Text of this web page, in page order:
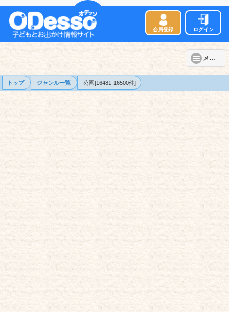
会員登録 ログイン
メニュー
トップ ジャンル一覧 公園[16481-16500件]